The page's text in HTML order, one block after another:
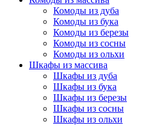
Комоды из дуба
Комоды из бука
Комоды из березы
Комоды из сосны
Комоды из ольхи
Шкафы из массива
Шкафы из дуба
Шкафы из бука
Шкафы из березы
Шкафы из сосны
Шкафы из ольхи